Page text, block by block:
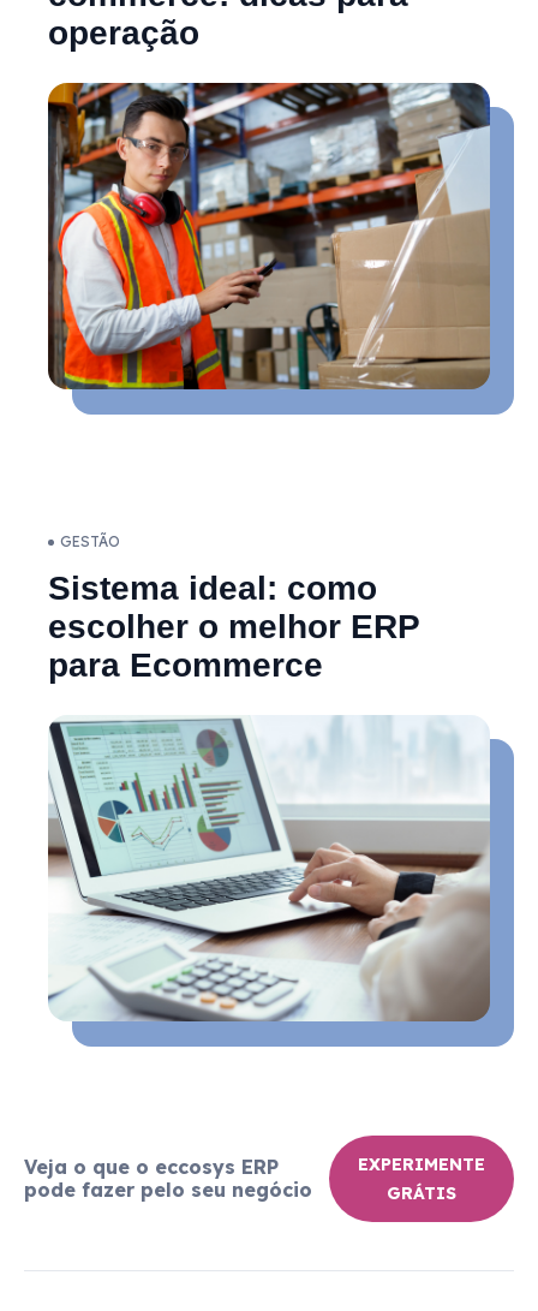
operação
GESTÃO
Sistema ideal: como
escolher o melhor ERP
para Ecommerce
Veja o que o eccosys ERP
pode fazer pelo seu negócio
EXPERIMENTE
GRÁTIS